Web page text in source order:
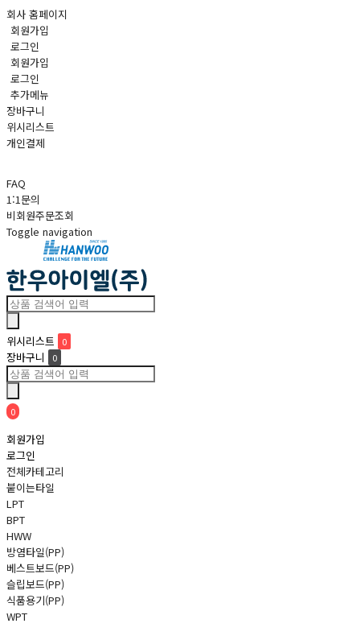
회사 홈페이지
회원가입
로그인
회원가입
로그인
추가메뉴
장바구니
위시리스트
개인결제
FAQ
1:1문의
비회원주문조회
Toggle navigation
위시리스트 0
장바구니 0
0
회원가입
로그인
전체카테고리
붙이는타일
LPT
BPT
HWW
방염타일(PP)
베스트보드(PP)
슬립보드(PP)
식품용기(PP)
WPT